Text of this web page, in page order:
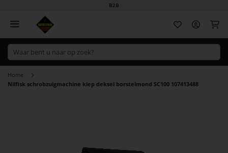
B2B
Home
Nilfisk schrobzuigmachine klep deksel borstelmond SC100 107413488